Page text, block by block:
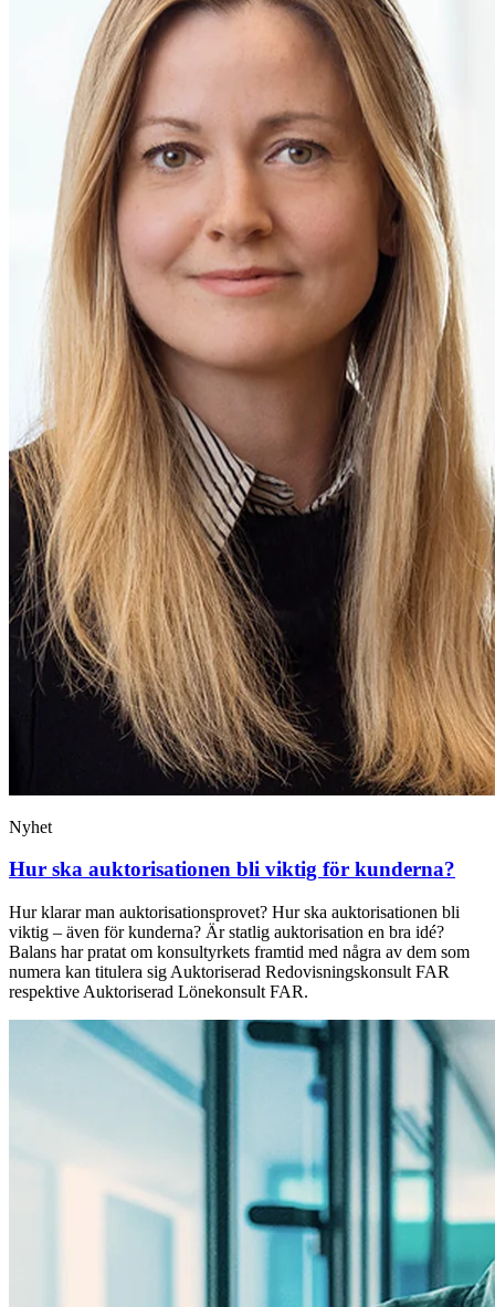
Nyhet
Hur ska auktorisationen bli viktig för kunderna?
Hur klarar man auktorisationsprovet? Hur ska auktorisationen bli
viktig – även för kunderna? Är statlig auktorisation en bra idé?
Balans har pratat om konsultyrkets framtid med några av dem som
numera kan titulera sig Auktoriserad Redovisningskonsult FAR
respektive Auktoriserad Lönekonsult FAR.